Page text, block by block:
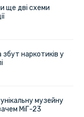
ще дві схеми
наркотиків у
музейну
МіГ-23